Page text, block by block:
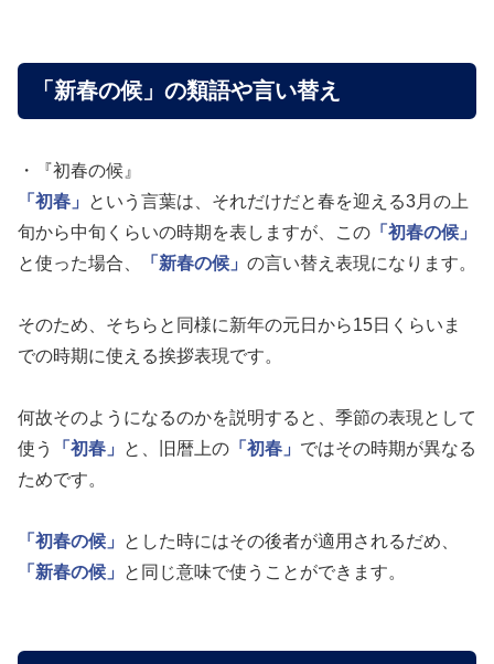
「新春の候」の類語や言い替え
・『初春の候』
「初春」
という言葉は、それだけだと春を迎える3月の上
旬から中旬くらいの時期を表しますが、この 「初春の候」
と使った場合、
「新春の候」 の言い替え表現になります。
そのため、そちらと同様に新年の元日から15日くらいま
での時期に使える挨拶表現です。
何故そのようになるのかを説明すると、季節の表現として
使う
「初春」 と、旧暦上の 「初春」 ではその時期が異なる
ためです。
「初春の候」
とした時にはその後者が適用されるだめ、
「新春の候」
と同じ意味で使うことができます。